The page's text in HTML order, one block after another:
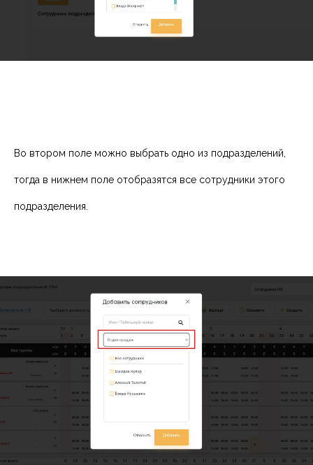
Во втором поле можно выбрать одно из подразделений,
тогда в нижнем поле отобразятся все сотрудники этого
подразделения.